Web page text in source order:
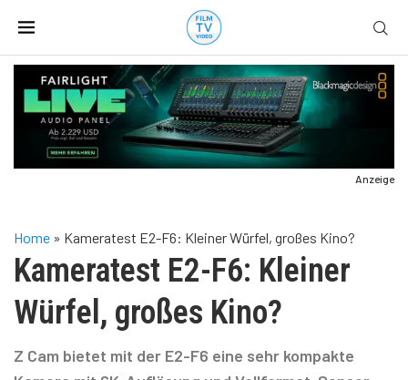
Anzeige
Home » Kameratest E2-F6: Kleiner Würfel, großes Kino?
Kameratest E2-F6: Kleiner
Würfel, großes Kino?
Z Cam bietet mit der E2-F6 eine sehr kompakte